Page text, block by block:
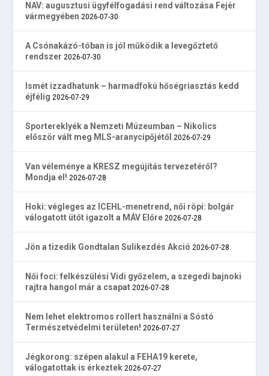
NAV: augusztusi ügyfélfogadási rend változása Fejér
vármegyében 2026-07-30
A Csónakázó-tóban is jól működik a levegőztető
rendszer 2026-07-30
Ismét izzadhatunk – harmadfokú hőségriasztás kedd
éjfélig 2026-07-29
Sportereklyék a Nemzeti Múzeumban – Nikolics
először vált meg MLS-aranycipőjétől 2026-07-29
Van véleménye a KRESZ megújítás tervezetéről?
Mondja el! 2026-07-28
Hoki: végleges az ICEHL-menetrend, női röpi: bolgár
válogatott ütőt igazolt a MÁV Előre 2026-07-28
Jön a tizedik Gondtalan Sulikezdés Akció 2026-07-28
Női foci: felkészülési Vidi győzelem, a szegedi bajnoki
rajtra hangol már a csapat 2026-07-28
Nem lehet elektromos rollert használni a Sóstó
Természetvédelmi területen! 2026-07-27
Jégkorong: szépen alakul a FEHA19 kerete,
válogatottak is érkeztek 2026-07-27